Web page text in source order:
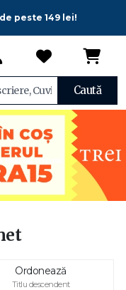
peste 149 lei!
Caută
Ordonează
Titlu descendent